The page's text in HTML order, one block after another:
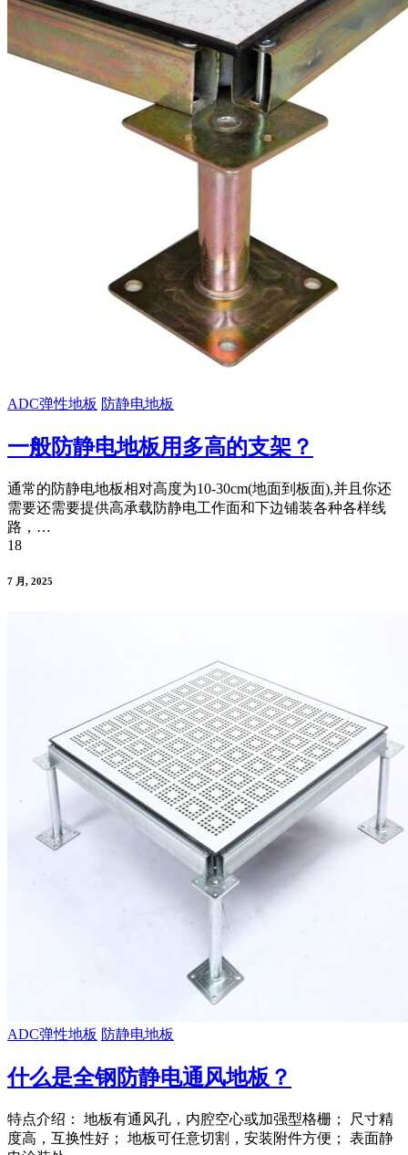
ADC弹性地板 防静电地板
一般防静电地板用多高的支架？
通常的防静电地板相对高度为10-30cm(地面到板面),并且你还
需要还需要提供高承载防静电工作面和下边铺装各种各样线
路，…
18
7 月, 2025
ADC弹性地板 防静电地板
什么是全钢防静电通风地板？
特点介绍： 地板有通风孔，内腔空心或加强型格栅； 尺寸精
度高，互换性好； 地板可任意切割，安装附件方便； 表面静